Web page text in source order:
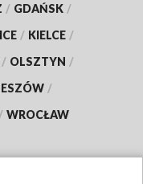
/ GDAŃSK /
/ KIELCE /
/ OLSZTYN /
/
/ WROCŁAW